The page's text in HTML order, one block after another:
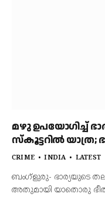
മഴു ഉപയോഗിച്ച്
സ്‌കൂട്ടറില്‍ യാത്ര;
CRIME INDIA LATEST
ബംഗ്‌ളുരു- ഭാര്യയുടെ
അതുമായി യാതൊരു